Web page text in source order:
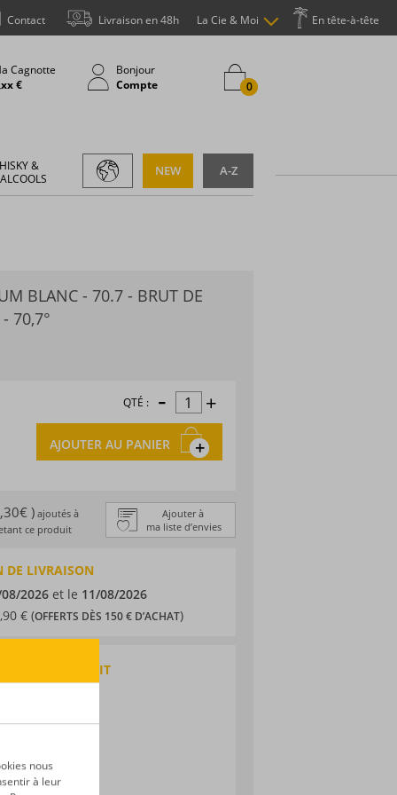
En tête-à-tête
La Cie & Moi
Livraison en 48h
Contact
Cagnotte
€
Bonjour
Compte
0
&
A-Z
NEW
BLANC - 70.7 - BRUT DE
70,7°
QTÉ : - +
AJOUTER AU PANIER
Ajouter à
ma liste d’envies
)ajoutés à
ce produit
DE LIVRAISON
2026et le 11/08/2026
€ (OFFERTS DÈS 150 € D’ACHAT)
DU PRODUIT
nous
à leur